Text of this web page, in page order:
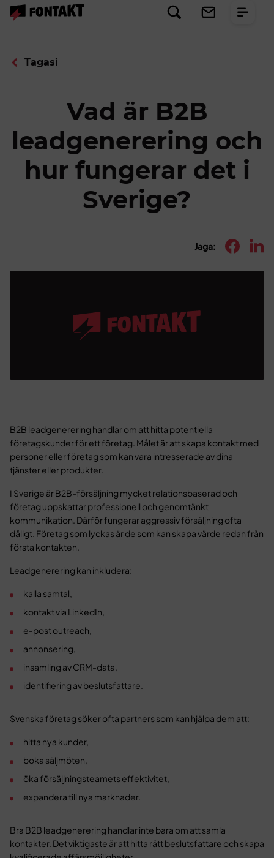
Tagasi
Vad är B2B
leadgenerering och
hur fungerar det i
Sverige?
Jaga:
B2B leadgenerering handlar om att hitta potentiella
företagskunder för ett företag. Målet är att skapa kontakt med
personer eller företag som kan vara intresserade av dina
tjänster eller produkter.
I Sverige är B2B-försäljning mycket relationsbaserad och
företag uppskattar professionell och genomtänkt
kommunikation. Därför fungerar aggressiv försäljning ofta
dåligt. Företag som lyckas är de som kan skapa värde redan från
första kontakten.
Leadgenerering kan inkludera:
kalla samtal,
kontakt via LinkedIn,
e-post outreach,
annonsering,
insamling av CRM-data,
identifiering av beslutsfattare.
Svenska företag söker ofta partners som kan hjälpa dem att:
hitta nya kunder,
boka säljmöten,
öka försäljningsteamets effektivitet,
expandera till nya marknader.
Bra B2B leadgenerering handlar inte bara om att samla
kontakter. Det viktigaste är att hitta rätt beslutsfattare och skapa